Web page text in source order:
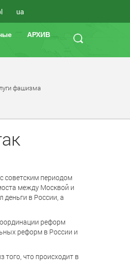
ua
АРХИВ
фашизма
советским периодом
между Москвой и
деньги в России, а
реформ
реформ в России и
того, что происходит в